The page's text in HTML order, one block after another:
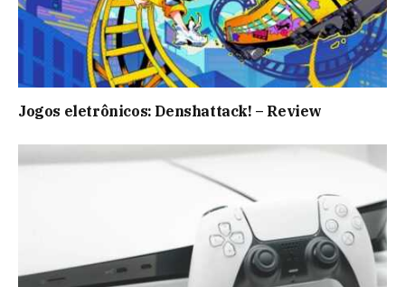
Jogos eletrônicos: Denshattack! – Review